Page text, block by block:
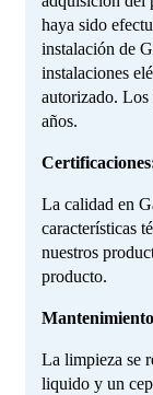
haya sido
instalación de
instalaciones
autorizado. Los
años.
La calidad en
características
nuestros
producto.
La limpieza se
liquido y un